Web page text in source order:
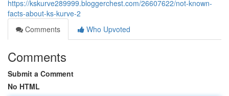
https://kskurve289999.bloggerchest.com/26607622/not-known-
facts-about-ks-kurve-2
Comments
Who Upvoted
Comments
Submit a Comment
No HTML